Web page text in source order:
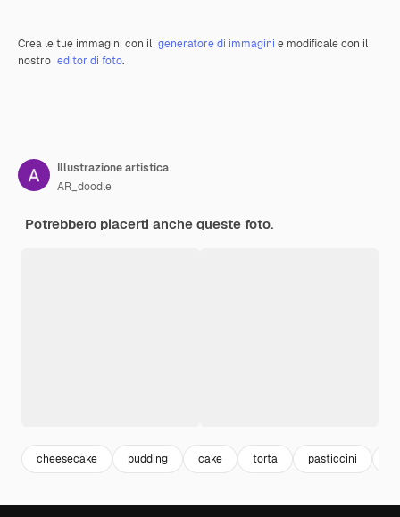
Crea le tue immagini con il generatore di immagini e modificale con il
nostro editor di foto.
Illustrazione artistica
AR_doodle
Potrebbero piacerti anche queste foto.
cheesecake pudding cake torta pasticcini